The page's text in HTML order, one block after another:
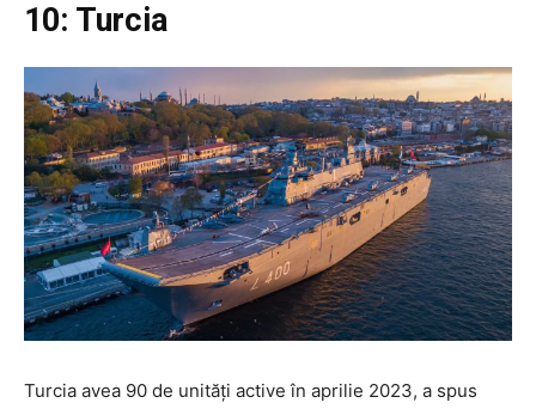
10: Turcia
Turcia avea 90 de unități active în aprilie 2023, a spus